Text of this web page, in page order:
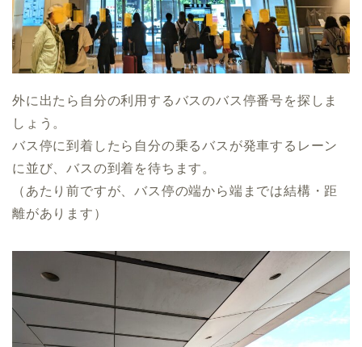
外に出たら自分の利用するバスのバス停番号を探しま
しょう。
バス停に到着したら自分の乗るバスが発車するレーン
に並び、バスの到着を待ちます。
（あたり前ですが、バス停の端から端までは結構・距
離があります）